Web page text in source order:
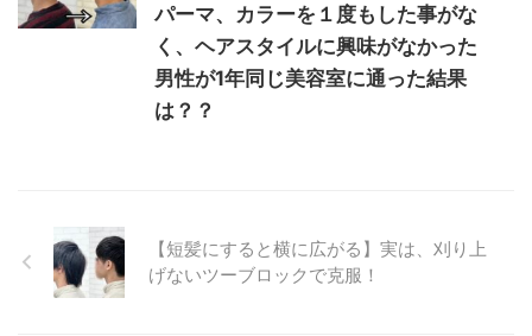
パーマ、カラーを１度もした事がな
く、ヘアスタイルに興味がなかった
男性が1年同じ美容室に通った結果
は？？
【短髪にすると横に広がる】実は、刈り上
げないツーブロックで克服！